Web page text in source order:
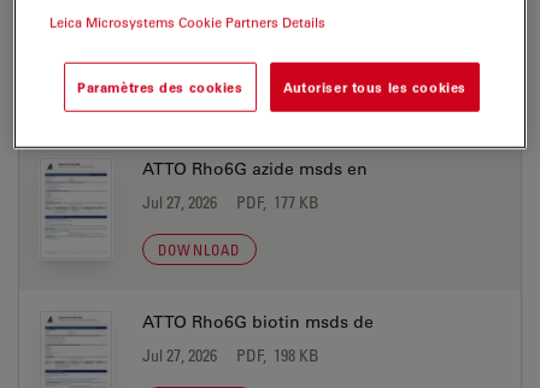
ATTO Rho6G azide msds de
DOWNLOAD
ATTO Rho6G azide msds en
Jul 27, 2026 PDF, 177 KB
DOWNLOAD
ATTO Rho6G biotin msds de
Jul 27, 2026 PDF, 198 KB
Leica Microsystems Cookie Partners Details
Paramètres des cookies Autoriser tous les cookies